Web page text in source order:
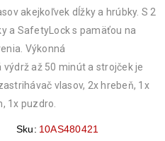
akejkoľvek dĺžky a hrúbky. S 2
a SafetyLock s pamäťou na
Výkonná
až 50 minút a strojček je
vlasov, 2x hrebeň, 1x
1x puzdro.
Sku: 10AS480421